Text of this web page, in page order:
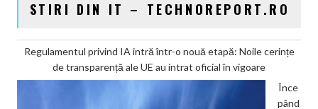
STIRI DIN IT – TECHNOREPORT.RO
Regulamentul privind IA intră într-o nouă etapă: Noile cerințe
de transparență ale UE au intrat oficial în vigoare
Înce
pând